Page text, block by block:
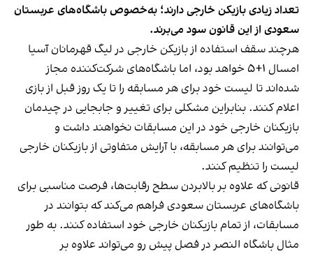
تعداد زیادی بازیکن خارجی دارند؛ به‌خصوص باشگاه‌های عربستان
سعودی از این قانون سود می‌برند.
هرچند سقف استفاده از بازیکن خارجی در لیگ قهرمانان آسیا
امسال ۱+۵ خواهد بود، اما باشگاه‌های شرکت‌کننده مجاز
شده‌اند تا لیست خود برای هر مسابقه را تا یک روز قبل از بازی
اعلام کنند. بنابراین مشکلی برای تغییر و جابجایی در چیدمان
بازیکنان خارجی خود در این مسابقات نخواهند داشت و
می‌توانند برای هر مسابقه، با آرایش متفاوتی از بازیکنان خارجی
لیست را تنظیم کنند.
قانونی که علاوه بر بالابردن سطح رقابت‌ها، فرصت مناسبی برای
باشگاه‌های عربستان سعودی فراهم می‌کند که بتوانند در
مسابقات، از تمام بازیکنان خارجی خود استفاده کنند. به طور
مثال باشگاه النصر در فصل پیش رو می‌تواند علاوه بر